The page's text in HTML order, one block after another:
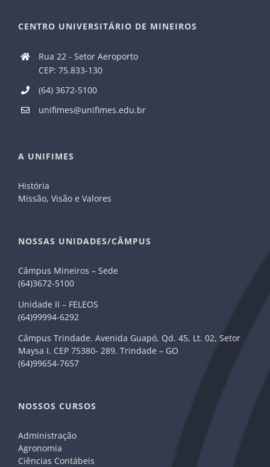
CENTRO UNIVERSITÁRIO DE MINEIROS
Rua 22 - Setor Aeroporto
CEP: 75.833-130
(64) 3672-5100
unifimes@unifimes.edu.br
A UNIFIMES
História
Missão, Visão e Valores
NOSSAS UNIDADES/CÂMPUS
Câmpus Mineiros – Sede
(64)3672-5100
Unidade II – FELEOS
(64)99994-6292
Câmpus Trindade. Avenida Guapó, Qd. 45, Lt. 02, Setor
Maysa I. CEP 75380- 289. Trindade – GO
(64)99654-7657
NOSSOS CURSOS
Administração
Agronomia
Ciências Contábeis